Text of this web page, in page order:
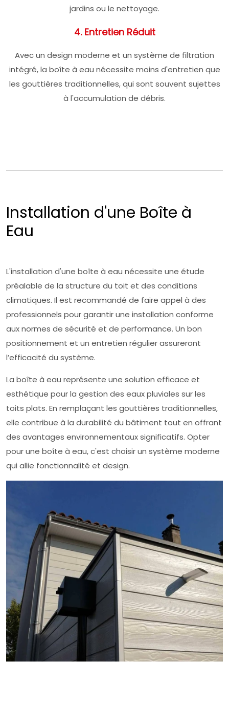
jardins ou le nettoyage.
4. Entretien Réduit
Avec un design moderne et un système de filtration
intégré, la boîte à eau nécessite moins d'entretien que
les gouttières traditionnelles, qui sont souvent sujettes
à l'accumulation de débris.
Installation d'une Boîte à
Eau
L'installation d'une boîte à eau nécessite une étude
préalable de la structure du toit et des conditions
climatiques. Il est recommandé de faire appel à des
professionnels pour garantir une installation conforme
aux normes de sécurité et de performance. Un bon
positionnement et un entretien régulier assureront
l’efficacité du système.
La boîte à eau représente une solution efficace et
esthétique pour la gestion des eaux pluviales sur les
toits plats. En remplaçant les gouttières traditionnelles,
elle contribue à la durabilité du bâtiment tout en offrant
des avantages environnementaux significatifs. Opter
pour une boîte à eau, c'est choisir un système moderne
qui allie fonctionnalité et design.